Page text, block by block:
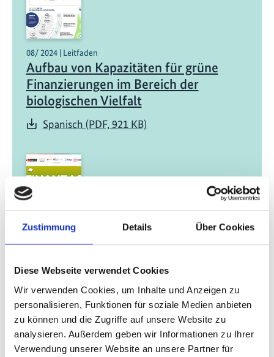
Zustimmung Details Über Cookies
Diese Webseite verwendet Cookies
Wir verwenden Cookies, um Inhalte und Anzeigen zu
personalisieren, Funktionen für soziale Medien anbieten
zu können und die Zugriffe auf unsere Website zu
analysieren. Außerdem geben wir Informationen zu Ihrer
Verwendung unserer Website an unsere Partner für
08/ 2024 | Leitfaden
Aufbau von Kapazitäten für grüne
Finanzierungen im Bereich der
biologischen Vielfalt
Spanisch (PDF, 921 KB)
05/ 2022 | Studie
Brechas Regulatorias e Institucionales
para su Promoción en el Perú
Spanisch (PDF, 8 MB)